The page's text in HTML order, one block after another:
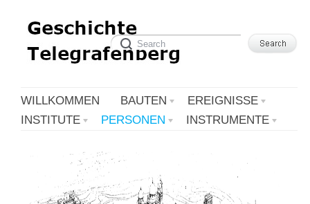
WILLKOMMEN BAUTEN
EREIGNISSE
INSTITUTE
PERSONEN INSTRUMENTE